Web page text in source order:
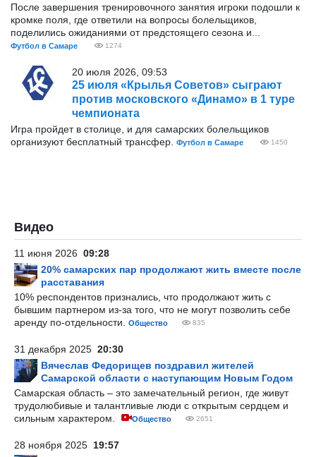
После завершения тренировочного занятия игроки подошли к
кромке поля, где ответили на вопросы болельщиков,
поделились ожиданиями от предстоящего сезона и...
Футбол в Самаре 1274
20 июля 2026, 09:53
25 июля «Крылья Советов» сыграют
против московского «Динамо» в 1 туре
чемпионата
Игра пройдет в столице, и для самарских болельщиков
организуют бесплатный трансфер.
Футбол в Самаре 1450
Видео
11 июня 2026 09:28
20% самарских пар продолжают жить вместе после
расставания
10% респондентов признались, что продолжают жить с
бывшим партнером из-за того, что не могут позволить себе
аренду по-отдельности.
Общество 835
31 декабря 2025 20:30
Вячеслав Федорищев поздравил жителей
Самарской области с наступающим Новым Годом
Самарская область – это замечательный регион, где живут
трудолюбивые и талантливые люди с открытым сердцем и
сильным характером.
Общество 2651
28 ноября 2025 19:57